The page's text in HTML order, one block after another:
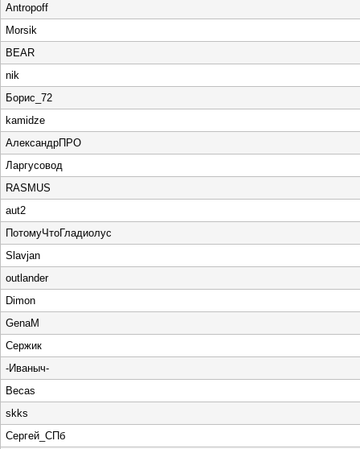
Antropoff
Morsik
BEAR
nik
Борис_72
kamidze
АлександрПРО
Ларгусовод
RASMUS
aut2
ПотомуЧтоГладиолус
Slavjan
outlander
Dimon
GenaM
Сержик
-Иваныч-
Becas
skks
Сергей_СПб